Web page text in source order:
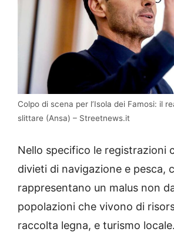
Colpo di scena per l’Isola dei Famosi: il
slittare (Ansa) – Streetnews.it
Nello specifico le registrazioni
divieti di navigazione e pesca,
rappresentano un malus non
popolazioni che vivono di
raccolta legna, e turismo locale.